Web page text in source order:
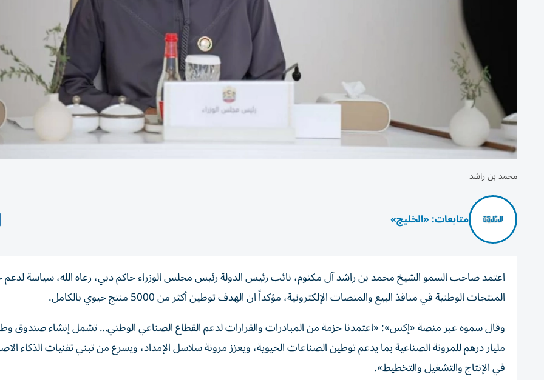
محمد بن راشد
متابعات: «الخليج»
اعتمد صاحب السمو الشيخ محمد بن راشد آل مكتوم، نائب رئيس الدولة رئيس مجلس الوزراء حاكم دبي، رعاه الله، سياسة
المنتجات الوطنية في منافذ البيع والمنصات الإلكترونية، مؤكداً ان الهدف توطين أكثر من 5000 منتج حيوي بالكامل.
وقال سموه عبر منصة «إكس»: «اعتمدنا حزمة من المبادرات والقرارات لدعم القطاع الصناعي الوطني… تشمل إنشاء صندوق
مليار درهم للمرونة الصناعية بما يدعم توطين الصناعات الحيوية، ويعزز مرونة سلاسل الإمداد، ويسرع من تبني تقنيات الذكاء
في الإنتاج والتشغيل والتخطيط».